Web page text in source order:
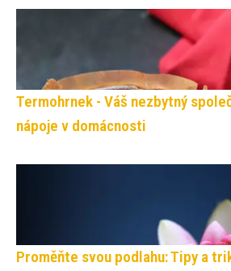
Termohrnek - Váš nezbytný
nápoje v domácnosti
Proměňte svou podlahu: Tipy a